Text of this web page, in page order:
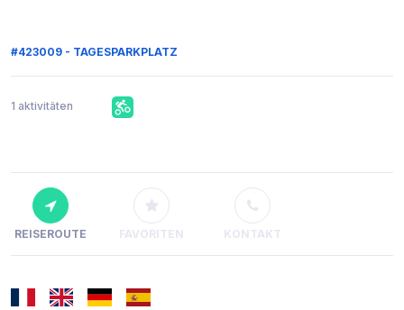
#423009 - TAGESPARKPLATZ
1 aktivitäten
REISEROUTE FAVORITEN KONTAKT